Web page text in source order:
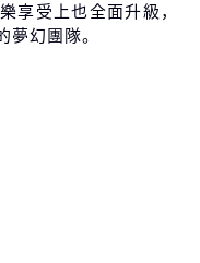
享受上也全面升級，
幻團隊。